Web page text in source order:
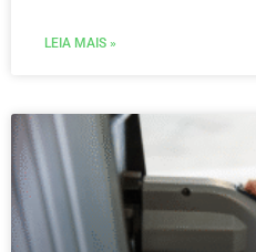
LEIA MAIS »